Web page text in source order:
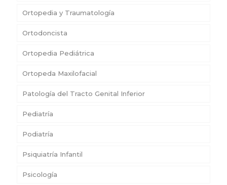
Ortopedia y Traumatología
Ortodoncista
Ortopedia Pediátrica
Ortopeda Maxilofacial
Patología del Tracto Genital Inferior
Pediatría
Podiatría
Psiquiatría Infantil
Psicología